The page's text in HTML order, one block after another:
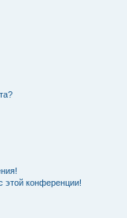
этой конференции!